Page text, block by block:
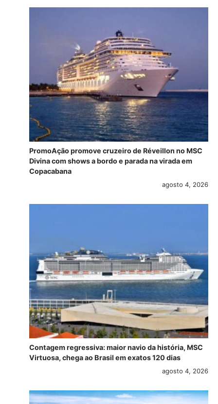
PromoAção promove cruzeiro de Réveillon no MSC
Divina com shows a bordo e parada na virada em
Copacabana
agosto 4, 2026
Contagem regressiva: maior navio da história, MSC
Virtuosa, chega ao Brasil em exatos 120 dias
agosto 4, 2026